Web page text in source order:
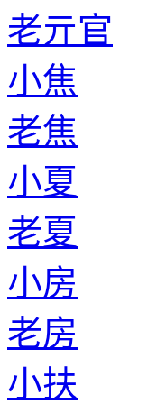
老亓官
小焦
老焦
小夏
老夏
小房
老房
小扶